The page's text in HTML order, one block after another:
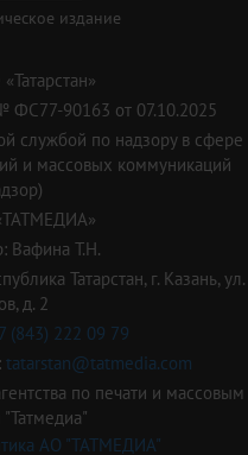
издание
ФС77-90163 от 07.10.2025
службой по надзору в сфере
и массовых коммуникаций
Вафина Т.Н.
Татарстан, г. Казань, ул.
д. 2
(843) 222 09 79
tatarstan@tatmedia.com
по печати и массовым
АО "ТАТМЕДИА"